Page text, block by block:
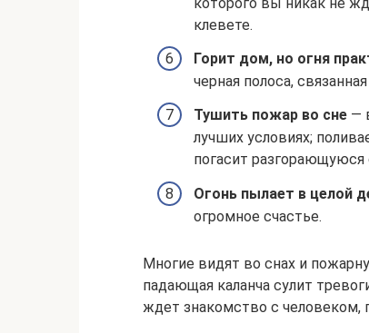
клевете.
Горит дом, но огня
черная полоса,
Тушить пожар во сне —
лучших условиях;
погасит разгорающуюся
Огонь пылает в целой
огромное счастье.
Многие видят во снах и
падающая каланча сулит
ждет знакомство с человеком,